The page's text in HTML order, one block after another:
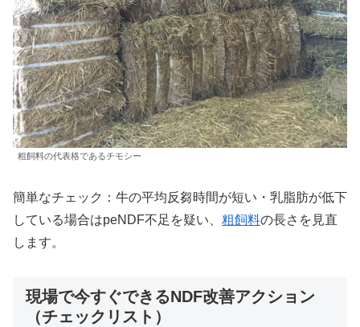
粗飼料の代表格であるチモシー
簡単なチェック：牛の平均反芻時間が短い・乳脂肪が低下
している場合はpeNDF不足を疑い、 粗飼料の長さを見直
します。
現場で今すぐできるNDF改善アクション
（チェックリスト）